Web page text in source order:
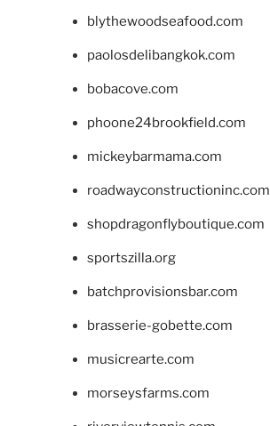
blythewoodseafood.com
paolosdelibangkok.com
bobacove.com
phoone24brookfield.com
mickeybarmama.com
roadwayconstructioninc.com
shopdragonflyboutique.com
sportszilla.org
batchprovisionsbar.com
brasserie-gobette.com
musicrearte.com
morseysfarms.com